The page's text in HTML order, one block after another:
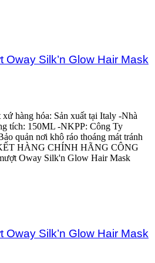
Silk’n Glow Hair Mask
hàng hóa: Sản xuất tại Italy -Nhà
tích: 150ML -NKPP: Công Ty
quản nơi khô ráo thoáng mát tránh
HÀNG CHÍNH HÃNG CÔNG
Oway Silk'n Glow Hair Mask
Silk’n Glow Hair Mask